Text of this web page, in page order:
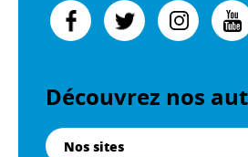
Découvrez nos
Nos sites